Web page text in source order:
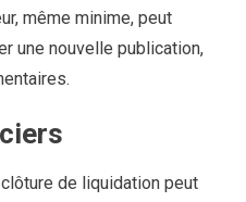
même minime, peut
une nouvelle publication,
de liquidation peut